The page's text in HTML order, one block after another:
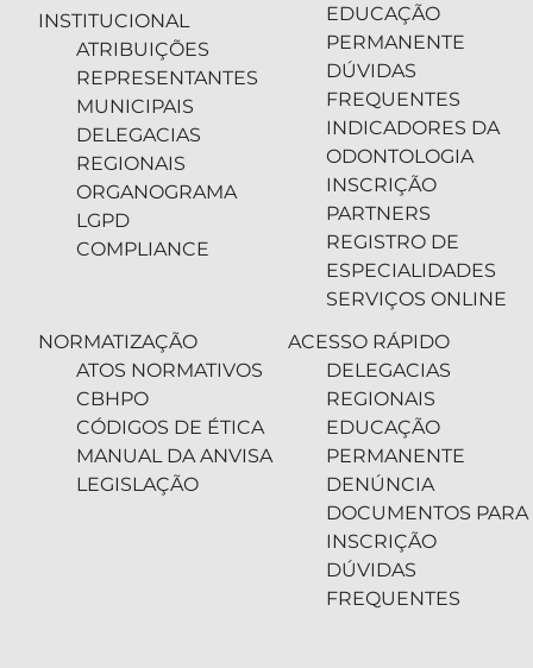
INSTITUCIONAL
ATRIBUIÇÕES
REPRESENTANTES
MUNICIPAIS
DELEGACIAS
REGIONAIS
ORGANOGRAMA
LGPD
COMPLIANCE
EDUCAÇÃO
PERMANENTE
DÚVIDAS
FREQUENTES
INDICADORES DA
ODONTOLOGIA
INSCRIÇÃO
PARTNERS
REGISTRO DE
ESPECIALIDADES
SERVIÇOS ONLINE
NORMATIZAÇÃO
ATOS NORMATIVOS
CBHPO
CÓDIGOS DE ÉTICA
MANUAL DA ANVISA
LEGISLAÇÃO
ACESSO RÁPIDO
DELEGACIAS
REGIONAIS
EDUCAÇÃO
PERMANENTE
DENÚNCIA
DOCUMENTOS PARA
INSCRIÇÃO
DÚVIDAS
FREQUENTES